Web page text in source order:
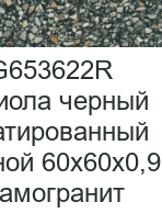
черный
60x60x0,9